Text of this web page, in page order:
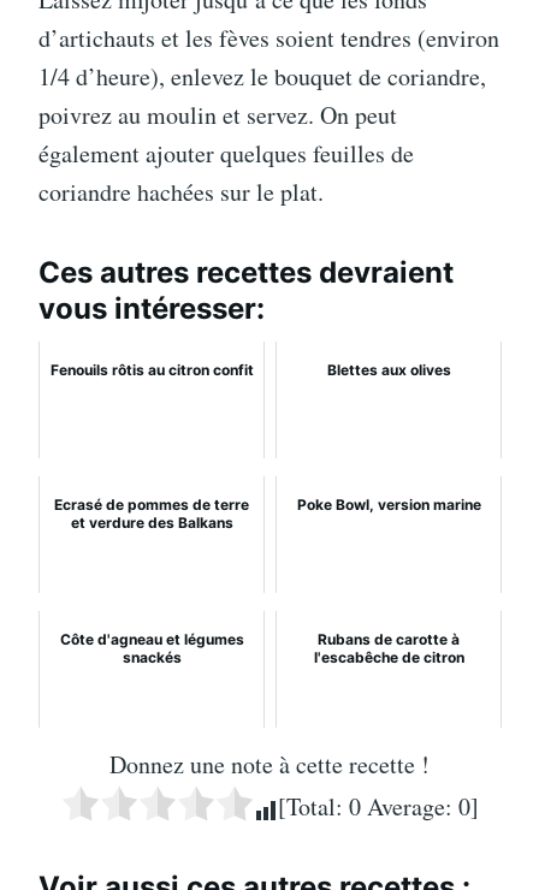
d’artichauts et les fèves soient tendres (environ
1/4 d’heure), enlevez le bouquet de coriandre,
poivrez au moulin et servez. On peut
également ajouter quelques feuilles de
coriandre hachées sur le plat.
Ces autres recettes devraient
vous intéresser:
Fenouils rôtis au citron confit Blettes aux olives
Ecrasé de pommes de terre
et verdure des Balkans
Poke Bowl, version marine
Côte d'agneau et légumes
snackés
Rubans de carotte à
l'escabêche de citron
Donnez une note à cette recette !
[Total: 0Average: 0]